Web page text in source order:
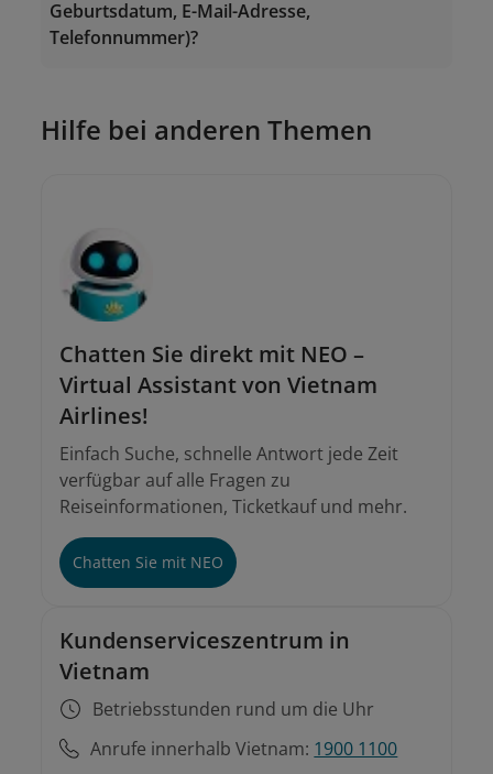
2. Für Anweisungen wenden Sie sich an die
Geburtsdatum, E-Mail-Adresse,
Telefonnummer)?
Hilfe bei anderen Themen
Chatten Sie direkt mit NEO –
Virtual Assistant von Vietnam
Airlines!
Einfach Suche, schnelle Antwort jede Zeit
verfügbar auf alle Fragen zu
Reiseinformationen, Ticketkauf und mehr.
Chatten Sie mit NEO
Kundenserviceszentrum in
Vietnam
Betriebsstunden rund um die Uhr
Anrufe innerhalb Vietnam: 1900 1100